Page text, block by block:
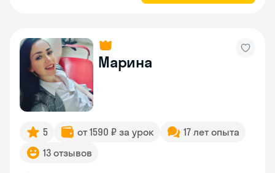
Марина
5 от 1590 ₽ за урок
17 лет опыта
13 отзывов